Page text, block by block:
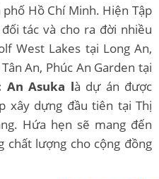
Hồ Chí Minh. Hiện Tập
tác và cho ra đời nhiều
West Lakes tại Long An,
An, Phúc An Garden tại
An Asuka là dự án được
xây dựng đầu tiên tại Thị
Hứa hẹn sẽ mang đến
chất lượng cho cộng đồng